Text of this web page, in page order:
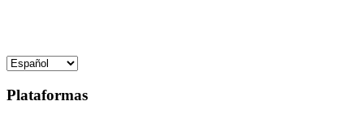
Plataformas